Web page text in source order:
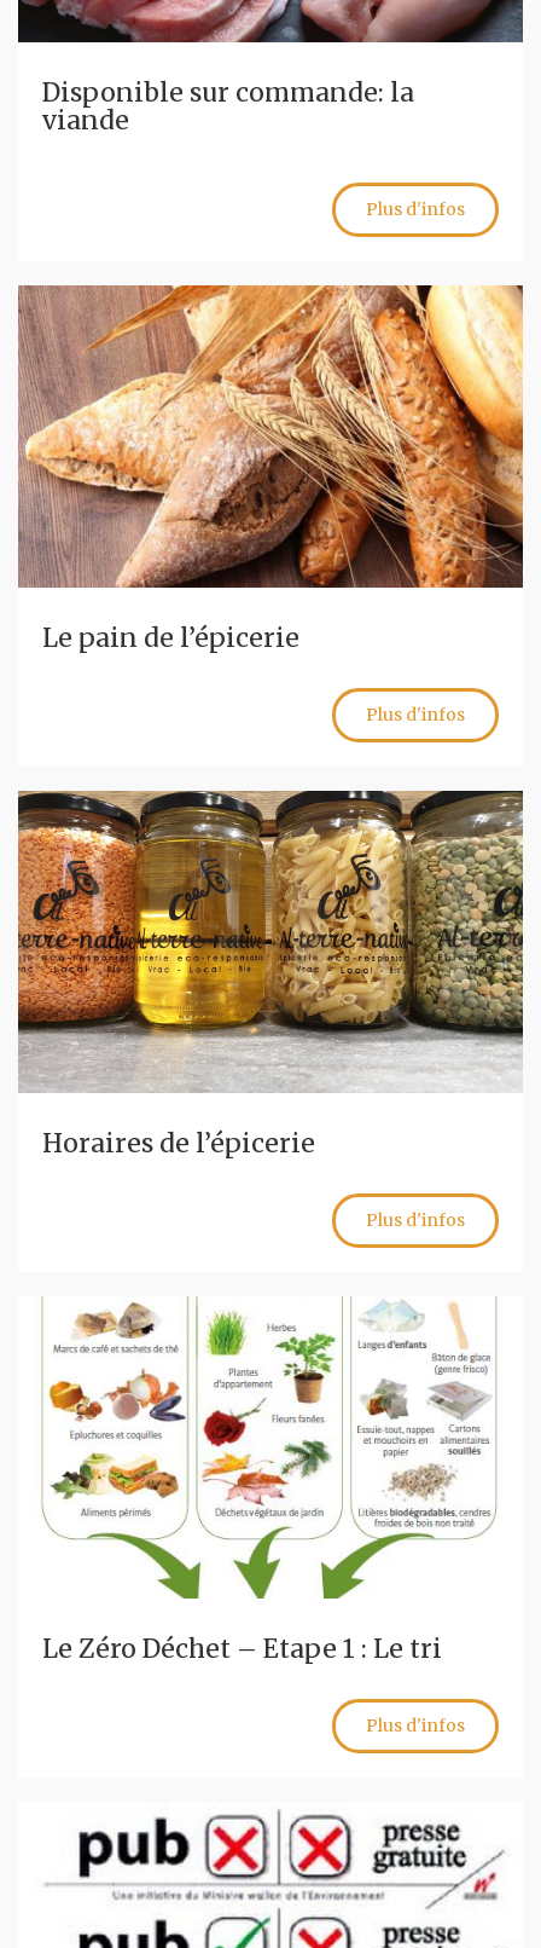
Disponible sur commande: la
viande
Plus d'infos
Le pain de l’épicerie
Plus d'infos
Horaires de l’épicerie
Plus d'infos
Le Zéro Déchet – Etape 1 : Le tri
Plus d'infos